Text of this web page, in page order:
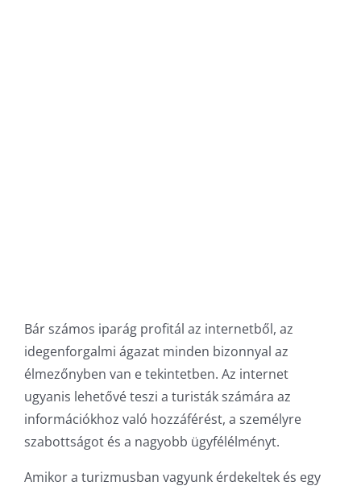
Bár számos iparág profitál az internetből, az
idegenforgalmi ágazat minden bizonnyal az
élmezőnyben van e tekintetben. Az internet
ugyanis lehetővé teszi a turisták számára az
információkhoz való hozzáférést, a személyre
szabottságot és a nagyobb ügyfélélményt.
Amikor a turizmusban vagyunk érdekeltek és egy